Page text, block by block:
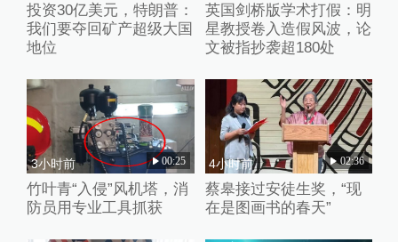
投资30亿美元，特朗普：
我们要夺回矿产超级大国
地位
英国剑桥版学术打假：明
星教授卷入造假风波，论
文被指抄袭超180处
3小时前 00:25
竹叶青“入侵”风机塔，消
防员用专业工具抓获
4小时前 02:36
蔡皋接过安徒生奖，“现
在是图画书的春天”